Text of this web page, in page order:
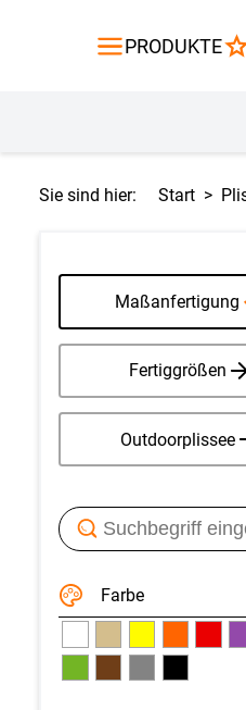
PRODUKTE
Gardinen
Sie sind hier: Start
Maßanfertigung
Fertiggrößen
Outdoorplissee
Farbe